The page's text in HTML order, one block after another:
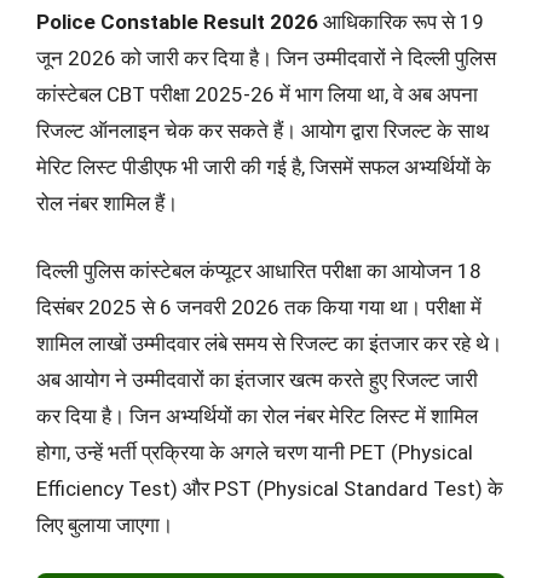
Police Constable Result 2026 आधिकारिक रूप से 19
जून 2026 को जारी कर दिया है। जिन उम्मीदवारों ने दिल्ली पुलिस
कांस्टेबल CBT परीक्षा 2025-26 में भाग लिया था, वे अब अपना
रिजल्ट ऑनलाइन चेक कर सकते हैं। आयोग द्वारा रिजल्ट के साथ
मेरिट लिस्ट पीडीएफ भी जारी की गई है, जिसमें सफल अभ्यर्थियों के
रोल नंबर शामिल हैं।
दिल्ली पुलिस कांस्टेबल कंप्यूटर आधारित परीक्षा का आयोजन 18
दिसंबर 2025 से 6 जनवरी 2026 तक किया गया था। परीक्षा में
शामिल लाखों उम्मीदवार लंबे समय से रिजल्ट का इंतजार कर रहे थे।
अब आयोग ने उम्मीदवारों का इंतजार खत्म करते हुए रिजल्ट जारी
कर दिया है। जिन अभ्यर्थियों का रोल नंबर मेरिट लिस्ट में शामिल
होगा, उन्हें भर्ती प्रक्रिया के अगले चरण यानी PET (Physical
Efficiency Test) और PST (Physical Standard Test) के
लिए बुलाया जाएगा।